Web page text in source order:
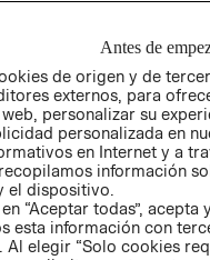
PROGRAMA DE
Y ÉTICA (INGLÉS)
Antes de
de origen y de
externos, para
personalizar su
personalizada en
en Internet y a
información
el dispositivo.
“Aceptar todas”, acepta
esta información con
elegir “Solo cookies